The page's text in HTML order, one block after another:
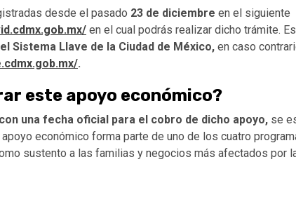
desde el pasado 23 de diciembre en el siguiente
en el cual podrás realizar dicho trámite.
Sistema Llave de la Ciudad de México, en caso
.
este apoyo económico?
una fecha oficial para el cobro de dicho apoyo, se
económico forma parte de uno de los cuatro
sustento a las familias y negocios más afectados por